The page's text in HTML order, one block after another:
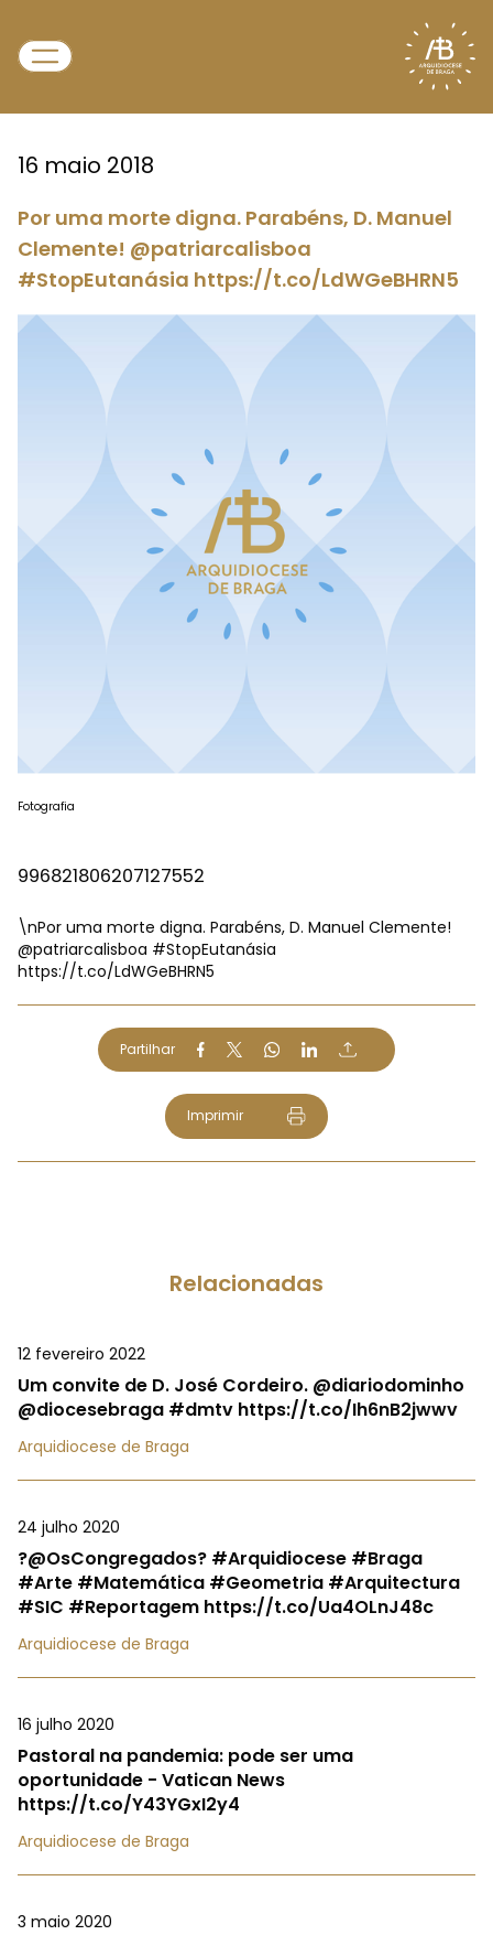
16 maio 2018
Por uma morte digna. Parabéns, D. Manuel
Clemente! @patriarcalisboa
#StopEutanásia https://t.co/LdWGeBHRN5
Fotografia
996821806207127552
\nPor uma morte digna. Parabéns, D. Manuel Clemente!
@patriarcalisboa #StopEutanásia
https://t.co/LdWGeBHRN5
Partilhar
Imprimir
Relacionadas
12 fevereiro 2022
Um convite de D. José Cordeiro. @diariodominho
@diocesebraga #dmtv https://t.co/Ih6nB2jwwv
Arquidiocese de Braga
24 julho 2020
?@OsCongregados? #Arquidiocese #Braga
#Arte #Matemática #Geometria #Arquitectura
#SIC #Reportagem https://t.co/Ua4OLnJ48c
Arquidiocese de Braga
16 julho 2020
Pastoral na pandemia: pode ser uma
oportunidade - Vatican News
https://t.co/Y43YGxI2y4
Arquidiocese de Braga
3 maio 2020